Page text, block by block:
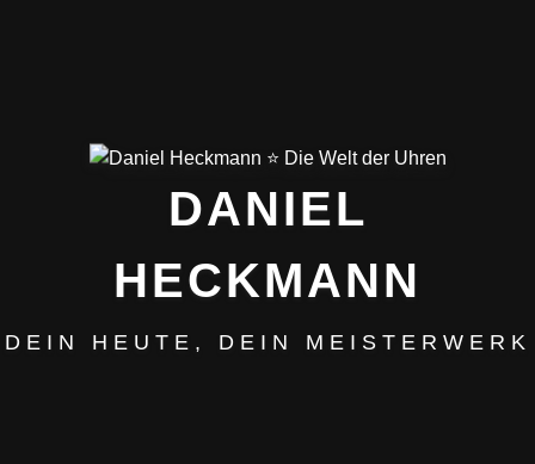
DANIEL
HECKMANN
DEIN HEUTE, DEIN MEISTERWERK